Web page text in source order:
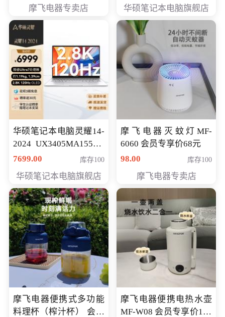
摩飞电器专卖店 华硕笔记本电脑旗舰店
华硕笔记本电脑灵耀14-
2024 UX3405MA155夜
空蓝 oled 智慧轻薄本 会
7699.00 库存100
华硕笔记本电脑旗舰店
摩飞电器灭蚊灯MF-
6060 会员专享价68元
98.00
库存100
摩飞电器专卖店
摩飞电器便携式多功能
料理杯（榨汁杯） 会员
摩飞电器便携电热水壶
MF-W08 会员专享价198